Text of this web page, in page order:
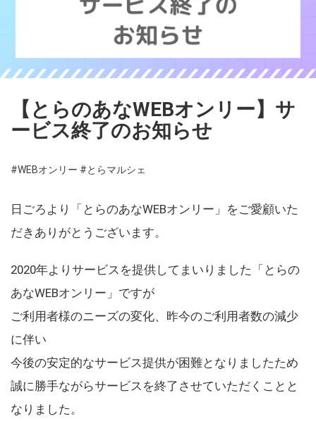
【とらのあなWEBオンリー】サ
ービス終了のお知らせ
#WEBオンリー #とらマルシェ
日ごろより「とらのあなWEBオンリー」をご愛顧いた
だきありがとうございます。
2020年よりサービスを提供してまいりました「とらの
あなWEBオンリー」ですが
ご利用者様のニーズの変化、昨今のご利用者数の減少
に伴い
今後の安定的なサービス提供が困難となりましたため
誠に勝手ながらサービスを終了させていただくことと
なりました。